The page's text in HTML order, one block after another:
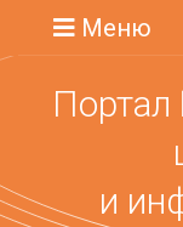
Меню
и